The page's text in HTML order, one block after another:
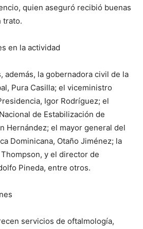
quien aseguró recibió buenas
trato.
en la actividad
además, la gobernadora civil de la
Pura Casilla; el viceministro
Igor Rodríguez; el
de Estabilización de
Hernández; el mayor general del
Dominicana, Otaño Jiménez; la
y el director de
Pineda, entre otros.
servicios de oftalmología,